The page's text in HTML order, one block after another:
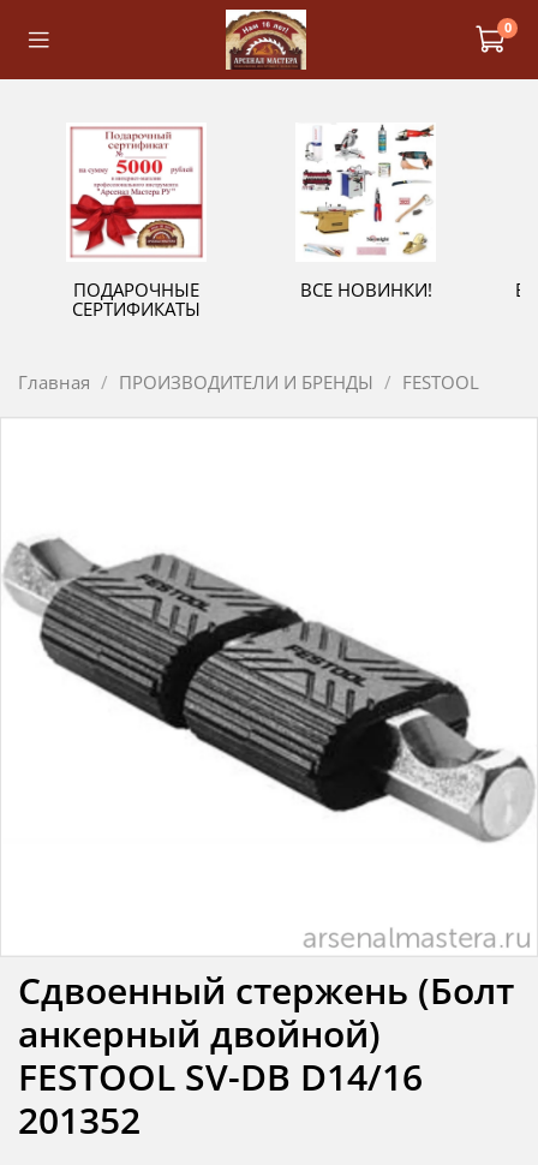
0
ПОДАРОЧНЫЕ
СЕРТИФИКАТЫ
ВСЕ НОВИНКИ!
Главная ПРОИЗВОДИТЕЛИ И БРЕНДЫ FESTOOL
Сдвоенный стержень (Болт
анкерный двойной)
FESTOOL SV-DB D14/16
201352